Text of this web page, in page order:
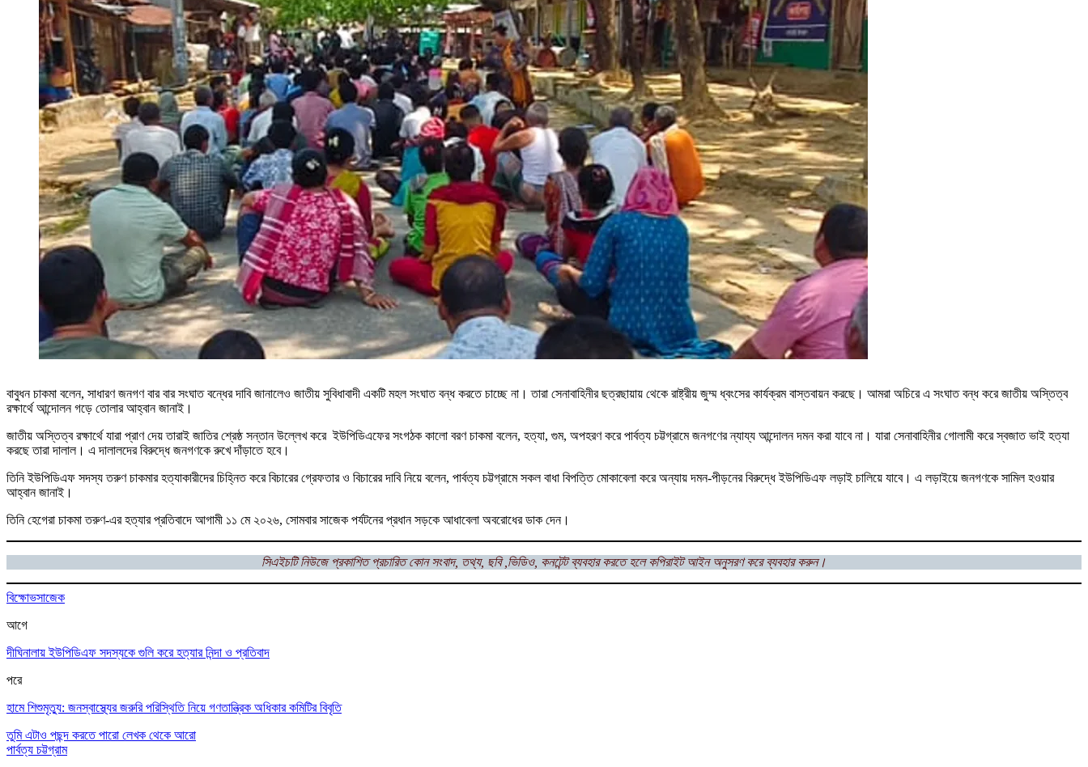
বাবুধন চাকমা বলেন, সাধারণ জনগণ বার বার সংঘাত বন্ধের দাবি জানালেও জাতীয় সুবিধাবাদী একটি মহল সংঘাত বন্ধ করতে চাচ্ছে না। তারা সেনাবাহিনীর ছত্রছায়ায় থেকে রাষ্ট্রীয় জুম্ম ধ্বংসের কার্যক্রম বাস্তবায়ন করছে। আমরা অচিরে এ সংঘাত বন্ধ করে জাতীয় অস্তিত্ব
রক্ষার্থে আন্দোলন গড়ে তোলার আহ্বান জানাই।
জাতীয় অস্তিত্ব রক্ষার্থে যারা প্রাণ দেয় তারাই জাতির শ্রেষ্ঠ সন্তান উল্লেখ করে ইউপিডিএফের সংগঠক কালো বরণ চাকমা বলেন, হত্যা, গুম, অপহরণ করে পার্বত্য চট্টগ্রামে জনগণের ন্যায্য আন্দোলন দমন করা যাবে না। যারা সেনাবাহিনীর গোলামী করে স্বজাত ভাই হত্যা
করছে তারা দালাল। এ দালালদের বিরুদ্ধে জনগণকে রুখে দাঁড়াতে হবে।
তিনি ইউপিডিএফ সদস্য তরুণ চাকমার হত্যাকারীদের চিহ্নিত করে বিচারের গ্রেফতার ও বিচারের দাবি নিয়ে বলেন, পার্বত্য চট্টগ্রামে সকল বাধা বিপত্তি মোকাবেলা করে অন্যায় দমন-পীড়নের বিরুদ্ধে ইউপিডিএফ লড়াই চালিয়ে যাবে। এ লড়াইয়ে জনগণকে সামিল হওয়ার
আহ্বান জানাই।
তিনি হেগেরা চাকমা তরুণ-এর হত্যার প্রতিবাদে আগামী ১১ মে ২০২৬, সোমবার সাজেক পর্যটনের প্রধান সড়কে আধাবেলা অবরোধের ডাক দেন।
সিএইচটি নিউজে প্রকাশিত প্রচারিত কোন সংবাদ, তথ্য, ছবি ,ভিডিও, কনটেন্ট ব্যবহার করতে হলে কপিরাইট আইন অনুসরণ করে ব্যবহার করুন।
বিক্ষোভসাজেক
আগে
দীঘিনালায় ইউপিডিএফ সদস্যকে গুলি করে হত্যার নিন্দা ও প্রতিবাদ
পরে
হামে শিশুমৃত্যু: জনস্বাস্থ্যের জরুরি পরিস্থিতি নিয়ে গণতান্ত্রিক অধিকার কমিটির বিবৃতি
তুমি এটাও পছন্দ করতে পারো লেখক থেকে আরো
পার্বত্য চট্টগ্রাম